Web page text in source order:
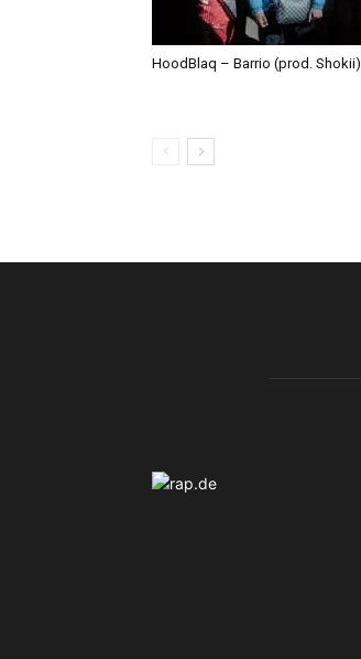
HoodBlaq – Barrio (prod. Shokii)